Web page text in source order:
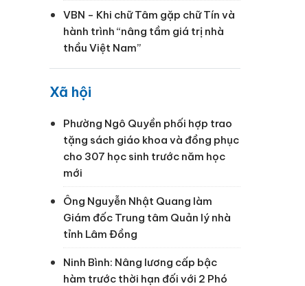
VBN - Khi chữ Tâm gặp chữ Tín và
hành trình “nâng tầm giá trị nhà
thầu Việt Nam”
Xã hội
Phường Ngô Quyền phối hợp trao
tặng sách giáo khoa và đồng phục
cho 307 học sinh trước năm học
mới
Ông Nguyễn Nhật Quang làm
Giám đốc Trung tâm Quản lý nhà
tỉnh Lâm Đồng
Ninh Bình: Nâng lương cấp bậc
hàm trước thời hạn đối với 2 Phó